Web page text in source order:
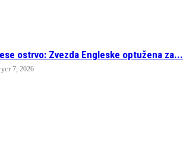
ostrvo: Zvezda Engleske optužena za...
7, 2026